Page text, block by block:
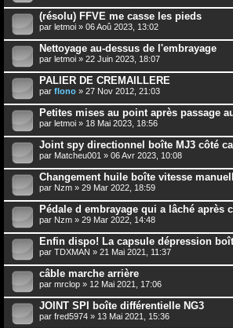
(résolu) FFVE me casse les pieds
par letmoi » 06 Aoû 2023, 13:02
Nettoyage au-dessus de l'embrayage
par letmoi » 22 Juin 2023, 18:07
PALIER DE CREMAILLERE
par flono » 27 Nov 2012, 21:03
Petites mises au point après passage
par letmoi » 18 Mai 2023, 18:56
Joint spy directionnel boîte MJ3 côté
par Matcheu001 » 06 Avr 2023, 10:08
Changement huile boîte vitesse
par Nzm » 29 Mar 2022, 18:59
Pédale d embrayage qui a lâché après
par Nzm » 29 Mar 2022, 14:48
Enfin dispo! La capsule dépression
par TDXMAN » 21 Mai 2021, 11:37
câble marche arrière
par mrclop » 12 Mai 2021, 17:06
JOINT SPI boîte différentielle NG3
par fred5974 » 13 Mai 2021, 15:36